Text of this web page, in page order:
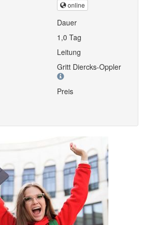
online
Dauer
1,0 Tag
Leitung
Gritt Diercks-Oppler
Preis